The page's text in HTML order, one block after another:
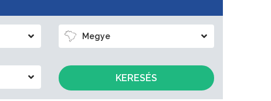
Megye
KERESÉS